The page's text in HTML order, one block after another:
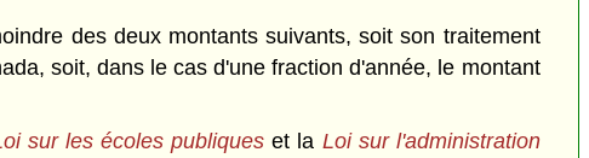
des deux montants suivants, soit son traitement
soit, dans le cas d'une fraction d'année, le montant
sur les écoles publiques et la Loi sur l'administration